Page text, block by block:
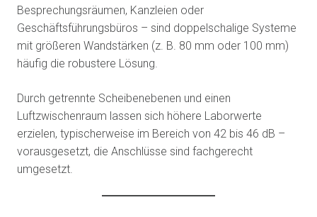
Besprechungsräumen, Kanzleien oder
Geschäftsführungsbüros – sind doppelschalige Systeme
mit größeren Wandstärken (z. B. 80 mm oder 100 mm)
häufig die robustere Lösung.
Durch getrennte Scheibenebenen und einen
Luftzwischenraum lassen sich höhere Laborwerte
erzielen, typischerweise im Bereich von 42 bis 46 dB –
vorausgesetzt, die Anschlüsse sind fachgerecht
umgesetzt.